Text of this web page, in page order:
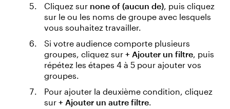
Cliquez sur none of (aucun de), puis cliquez
sur le ou les noms de groupe avec lesquels
vous souhaitez travailler.
Si votre audience comporte plusieurs
groupes, cliquez sur + Ajouter un filtre, puis
répétez les étapes 4 à 5 pour ajouter vos
groupes.
Pour ajouter la deuxième condition, cliquez
sur + Ajouter un autre filtre.